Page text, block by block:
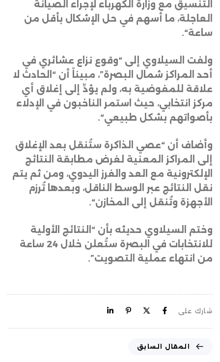
التنسيق مع وزارة الكهرباء لإجراء الصيانة
العاجلة، ما أسهم في حل الإشكال بأقل من
ساعة“.
ولفت السيلاوي إلى “وقوع نزاع عشائري في
أحد المراكز شمال البصرة”، مبيناً أن “الحادث لا
علاقة للمفوضية به، ولم يؤدِّ إلى إغلاق أي
مركز انتخابي، حيث استمر الناخبون في الإدلاء
بأصواتهم بشكل طبيعي“.
وأضاف أن “عصي الذاكرة ستُنقل بعد الإغلاق
إلى المراكز المعنية لغرض مطابقة النتائج
الإلكترونية مع العد والفرز اليدوي، ومن ثم يتم
نقل النتائج عبر الوسط الناقل، وبعدها تُرزم
الأجهزة وتُنقل إلى المخازن“.
وختم السيلاوي حديثه بأن “النتائج الأولية
للانتخابات في البصرة ستُعلن خلال 24 ساعة
من انتهاء عملية التصويت”.
شارك على
المقال السابق